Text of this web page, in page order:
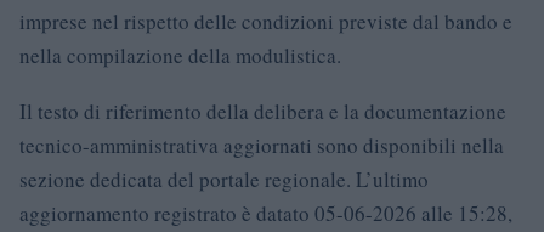
imprese nel rispetto delle condizioni previste dal bando e
nella compilazione della modulistica.
Il testo di riferimento della delibera e la documentazione
tecnico-amministrativa aggiornati sono disponibili nella
sezione dedicata del portale regionale. L’ultimo
aggiornamento registrato è datato 05-06-2026 alle 15:28,